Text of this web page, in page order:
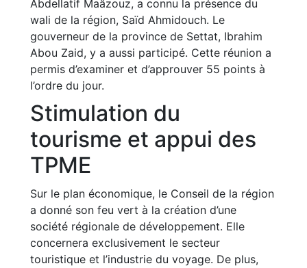
Abdellatif Maâzouz, a connu la présence du
wali de la région, Saïd Ahmidouch. Le
gouverneur de la province de Settat, Ibrahim
Abou Zaid, y a aussi participé. Cette réunion a
permis d’examiner et d’approuver 55 points à
l’ordre du jour.
Stimulation du
tourisme et appui des
TPME
Sur le plan économique, le Conseil de la région
a donné son feu vert à la création d’une
société régionale de développement. Elle
concernera exclusivement le secteur
touristique et l’industrie du voyage. De plus,